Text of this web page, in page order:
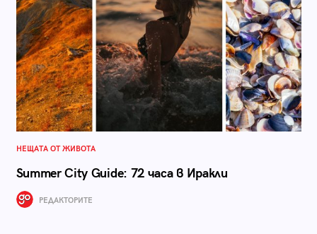
НЕЩАТА ОТ ЖИВОТА
Summer City Guide: 72 часа в Иракли
РЕДАКТОРИТЕ